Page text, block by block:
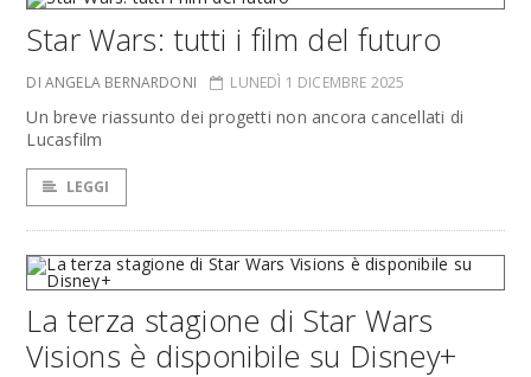
Star Wars: tutti i film del futuro
DI ANGELA BERNARDONI LUNEDÌ 1 DICEMBRE 2025
Un breve riassunto dei progetti non ancora cancellati di
Lucasfilm
LEGGI
La terza stagione di Star Wars
Visions è disponibile su Disney+